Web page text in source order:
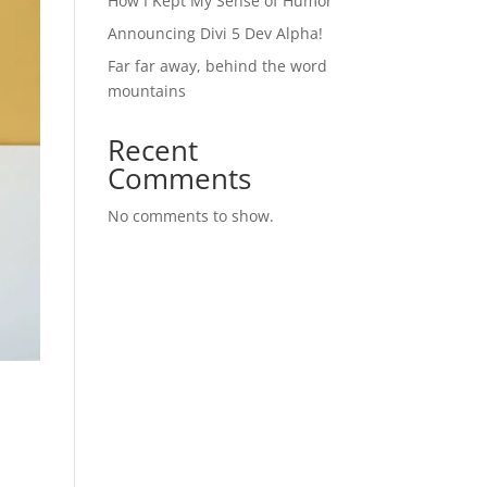
Announcing Divi 5 Dev Alpha!
Far far away, behind the word
mountains
Recent
Comments
No comments to show.